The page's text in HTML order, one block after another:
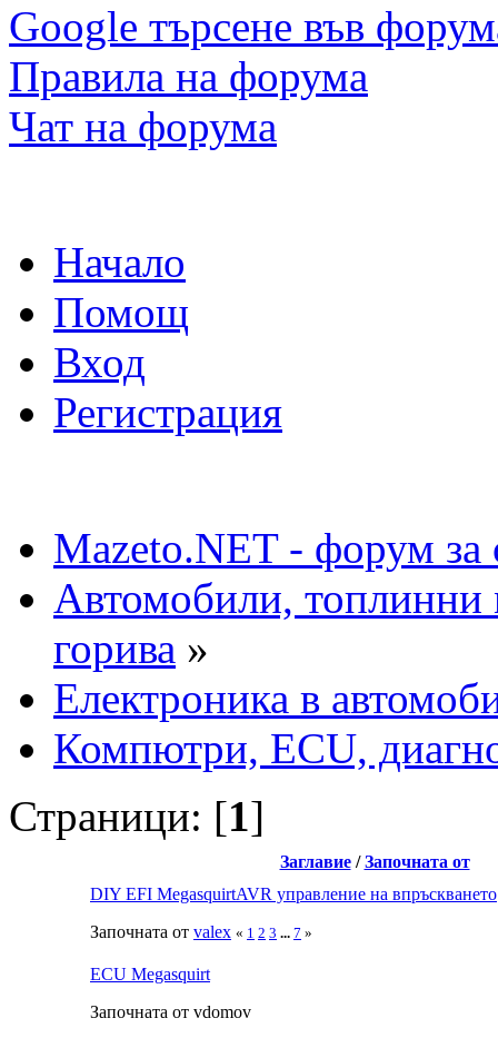
Google търсене във
Правила на форума
Чат на форума
Начало
Помощ
Вход
Регистрация
Mazeto.NET - форум за
Автомобили,
горива »
Електроника в
Компютри, ECU,
Страници: [1]
Заглавие/Започната от
DIY EFI MegasquirtAVR управление на впръскването
Започната от valex « 1 2 3 ... 7 »
ECU Megasquirt
Започната от vdomov